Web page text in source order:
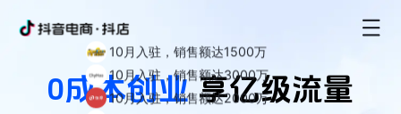
0成本创业享亿级流量
10月入驻，销售额达1500万
10月入驻，销售额达3000万
10月入驻，销售额达2000万
10月入驻，销售额达1500万